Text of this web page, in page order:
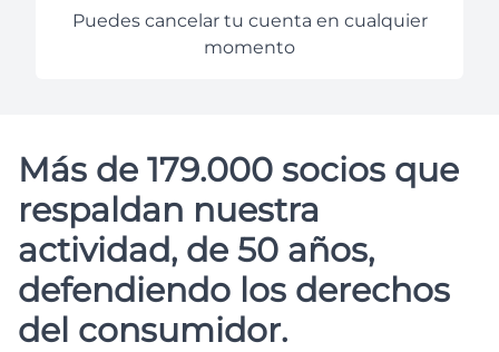
Puedes cancelar tu cuenta en cualquier
momento
Más de 179.000 socios que
respaldan nuestra
actividad, de 50 años,
defendiendo los derechos
del consumidor.